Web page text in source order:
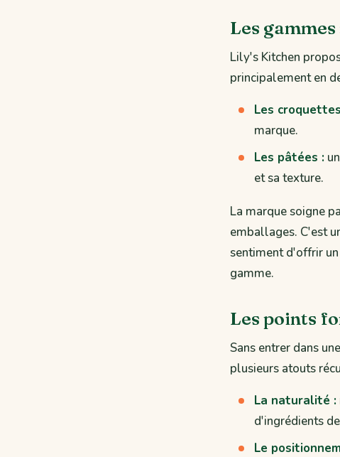
Les
Lily's Kitchen
principalement en
Les
marque.
Les pâtées :
et sa texture.
La marque soigne
emballages. C'est
sentiment d'offrir
gamme.
Les points
Sans entrer dans
plusieurs atouts
La naturalité :
d'ingrédients
Le